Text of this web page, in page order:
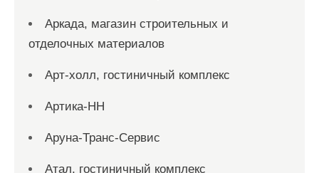
Аркада, магазин строительных и
отделочных материалов
Арт-холл, гостиничный комплекс
Артика-НН
Аруна-Транс-Сервис
Атал, гостиничный комплекс